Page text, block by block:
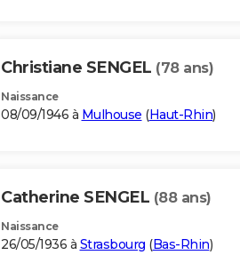
Christiane SENGEL (78 ans)
Naissance
08/09/1946 à Mulhouse (Haut-Rhin)
Catherine SENGEL (88 ans)
Naissance
26/05/1936 à Strasbourg (Bas-Rhin)